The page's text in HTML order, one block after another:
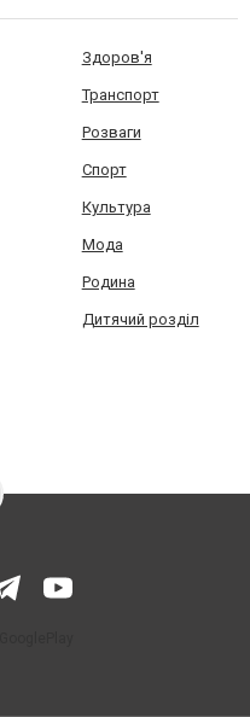
Здоров'я
Транспорт
Розваги
Спорт
Культура
Мода
Родина
Дитячий розділ